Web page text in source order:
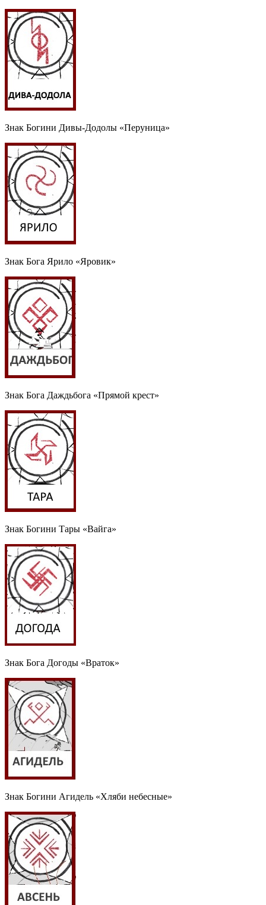
Знак Богини Дивы-Додолы «Перуница»
Знак Бога Ярило «Яровик»
Знак Бога Даждьбога «Прямой крест»
Знак Богини Тары «Вайга»
Знак Бога Догоды «Враток»
Знак Богини Агидель «Хляби небесные»